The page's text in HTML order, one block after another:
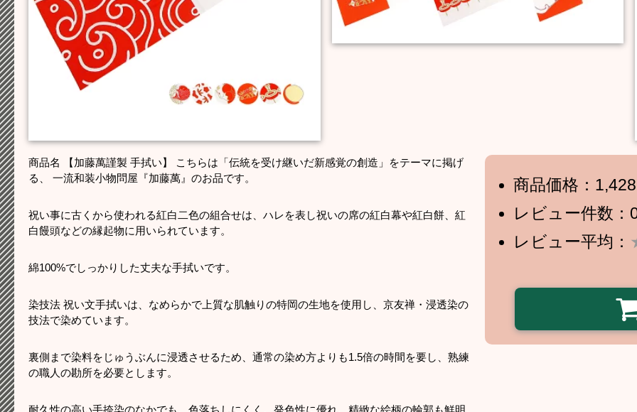
商品名 【加藤萬謹製 手拭い】 こちらは「伝統を受け継いだ新感覚の創造」をテーマに掲げ
る、 一流和装小物問屋『加藤萬』のお品です。
祝い事に古くから使われる紅白二色の組合せは、ハレを表し祝いの席の紅白幕や紅白餅、紅
白饅頭などの縁起物に用いられています。
綿100%でしっかりした丈夫な手拭いです。
染技法 祝い文手拭いは、なめらかで上質な肌触りの特岡の生地を使用し、京友禅・浸透染の
技法で染めています。
裏側まで染料をじゅうぶんに浸透させるため、通常の染め方よりも1.5倍の時間を要し、熟練
の職人の勘所を必要とします。
商品価格：
レビュー件数：
レビュー平均：